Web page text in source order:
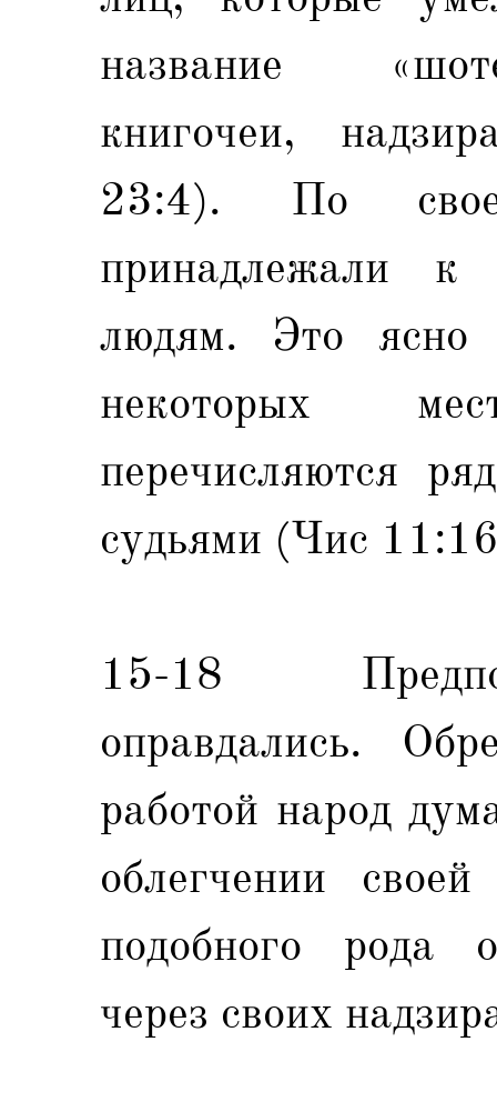
название
книгочеи,
23:4). По
принадлежали
людям. Это
некоторых
перечисляются
судьями (Чис
15-18
оправдались.
работой народ
облегчении
подобного рода
через своих